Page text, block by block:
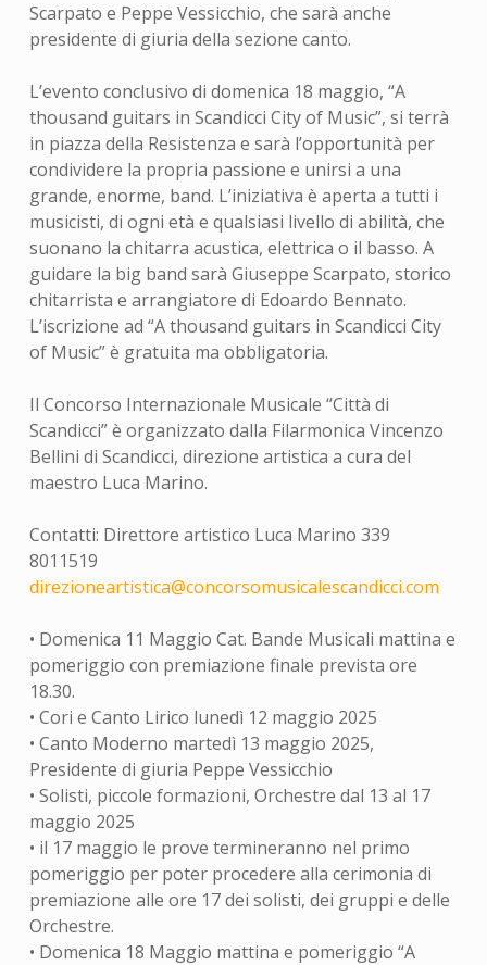
Scarpato e Peppe Vessicchio, che sarà anche
presidente di giuria della sezione canto.
L’evento conclusivo di domenica 18 maggio, “A
thousand guitars in Scandicci City of Music”, si terrà
in piazza della Resistenza e sarà l’opportunità per
condividere la propria passione e unirsi a una
grande, enorme, band. L’iniziativa è aperta a tutti i
musicisti, di ogni età e qualsiasi livello di abilità, che
suonano la chitarra acustica, elettrica o il basso. A
guidare la big band sarà Giuseppe Scarpato, storico
chitarrista e arrangiatore di Edoardo Bennato.
L’iscrizione ad “A thousand guitars in Scandicci City
of Music” è gratuita ma obbligatoria.
Il Concorso Internazionale Musicale “Città di
Scandicci” è organizzato dalla Filarmonica Vincenzo
Bellini di Scandicci, direzione artistica a cura del
maestro Luca Marino.
Contatti: Direttore artistico Luca Marino 339
8011519
direzioneartistica@concorsomusicalescandicci.com
• Domenica 11 Maggio Cat. Bande Musicali mattina e
pomeriggio con premiazione finale prevista ore
18.30.
• Cori e Canto Lirico lunedì 12 maggio 2025
• Canto Moderno martedì 13 maggio 2025,
Presidente di giuria Peppe Vessicchio
• Solisti, piccole formazioni, Orchestre dal 13 al 17
maggio 2025
• il 17 maggio le prove termineranno nel primo
pomeriggio per poter procedere alla cerimonia di
premiazione alle ore 17 dei solisti, dei gruppi e delle
Orchestre.
• Domenica 18 Maggio mattina e pomeriggio “A